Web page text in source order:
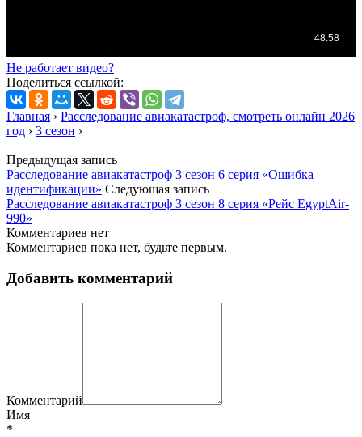
Не работает видео?
Поделиться ссылкой:
Главная › Расследование авиакатастроф, смотреть онлайн 2026
год › 3 сезон ›
Предыдущая запись
Расследование авиакатастроф 3 сезон 6 серия «Ошибка
идентификации» Следующая запись
Расследование авиакатастроф 3 сезон 8 серия «Рейс EgyptAir-
990»
Комментариев нет
Комментариев пока нет, будьте первым.
Добавить комментарий
Комментарий
Имя
*